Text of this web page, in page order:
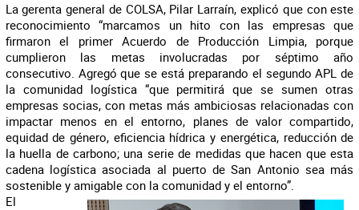
La gerenta general de COLSA, Pilar Larraín, explicó que con este
reconocimiento “marcamos un hito con las empresas que
firmaron el primer Acuerdo de Producción Limpia, porque
cumplieron las metas involucradas por séptimo año
consecutivo. Agregó que se está preparando el segundo APL de
la comunidad logística “que permitirá que se sumen otras
empresas socias, con metas más ambiciosas relacionadas con
impactar menos en el entorno, planes de valor compartido,
equidad de género, eficiencia hídrica y energética, reducción de
la huella de carbono; una serie de medidas que hacen que esta
cadena logística asociada al puerto de San Antonio sea más
sostenible y amigable con la comunidad y el entorno”.
El